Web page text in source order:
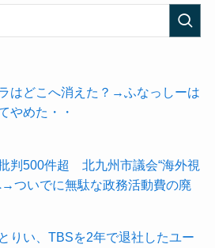
はどこへ消えた？→ふなっしーは
やめた・・
判500件超 北九州市議会“海外視
→ついでに無駄な政務活動費の廃
りい、TBSを2年で退社したユー